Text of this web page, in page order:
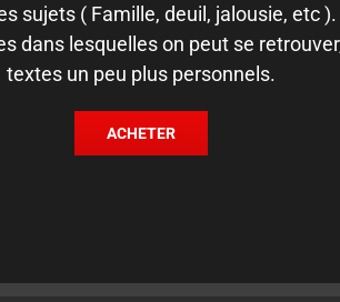
sujets ( Famille, deuil, jalousie, etc ).
dans lesquelles on peut se
textes un peu plus personnels.
ACHETER